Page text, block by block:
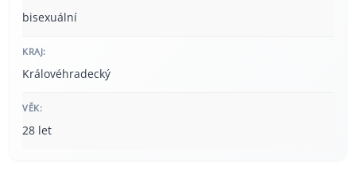
bisexuální
KRAJ:
Královéhradecký
VĚK:
28 let